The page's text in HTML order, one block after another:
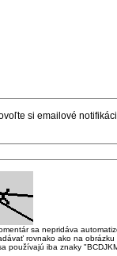
si emailové
sa nepridáva
rovnako ako na
používajú iba znaky